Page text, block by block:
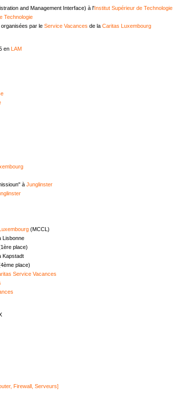
and Management Interface) à l'Institut Supérieur de Technologie
Technologie
par le Service Vacances de la Caritas Luxembourg
en
LAM
à Junglinster
(MCCL)
Lisbonne
place)
Kapstadt
place)
Service Vacances
Firewall, Serveurs]